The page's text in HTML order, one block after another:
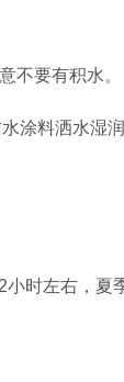
不要有积水。
涂料洒水湿润
时左右，夏